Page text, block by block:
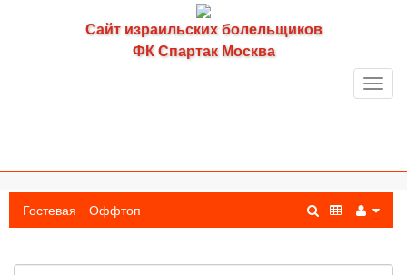
Сайт израильских болельщиков
ФК Спартак Москва
Гостевая Оффтоп